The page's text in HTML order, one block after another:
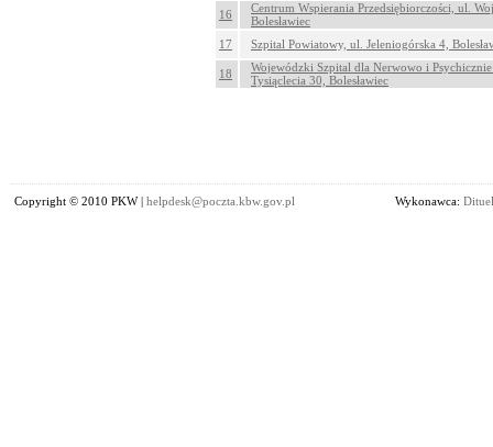
16
Centrum Wspierania Przedsiębiorczości, ul.
Bolesławiec
17
Szpital Powiatowy, ul. Jeleniogórska 4,
18
Wojewódzki Szpital dla Nerwowo i
Tysiąclecia 30, Bolesławiec
Copyright © 2010 PKW | helpdesk@poczta.kbw.gov.pl Wykonawca: